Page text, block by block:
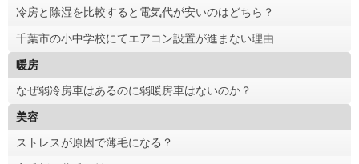
冷房と除湿を比較すると電気代が安いのはどちら？
千葉市の小中学校にてエアコン設置が進まない理由
暖房
なぜ弱冷房車はあるのに弱暖房車はないのか？
美容
ストレスが原因で薄毛になる？